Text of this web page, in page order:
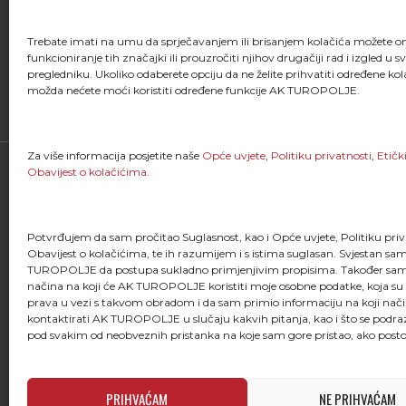
Trebate imati na umu da sprječavanjem ili brisanjem kolačića možete
funkcioniranje tih značajki ili prouzročiti njihov drugačiji rad i izgled u
pregledniku. Ukoliko odaberete opciju da ne želite prihvatiti određene
možda nećete moći koristiti određene funkcije AK TUROPOLJE.
Za više informacija posjetite naše Opće uvjete, Politiku privatnosti,
Obavijest o kolačićima.
Potvrđujem da sam pročitao Suglasnost, kao i Opće uvjete, Politiku
Obavijest o kolačićima, te ih razumijem i s istima suglasan. Svjestan
TUROPOLJE da postupa sukladno primjenjivim propisima. Također
načina na koji će AK TUROPOLJE koristiti moje osobne podatke, koja
prava u vezi s takvom obradom i da sam primio informaciju na koji
kontaktirati AK TUROPOLJE u slučaju kakvih pitanja, kao i što se
pod svakim od neobveznih pristanka na koje sam gore pristao, ako
PRIHVAĆAM NE PRIHVAĆAM
FACEBOOK
"Kao što svaki trkač zna, trčanje je više od
stavljanja jedne noge ispred druge; ono je
života i dio onoga što jesmo."